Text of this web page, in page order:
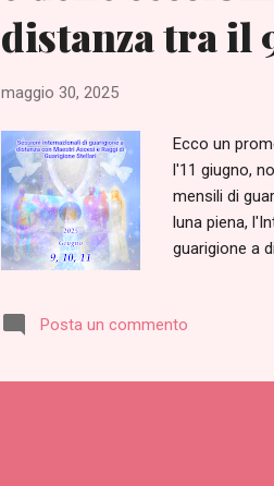
distanza tra il
maggio 30, 2025
Ecco un
l'11 giugno,
mensili di
luna piena,
guarigione a
occasione
https://
Posta un commento